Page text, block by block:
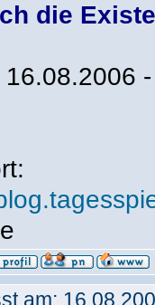
die
16.08.2006
am: